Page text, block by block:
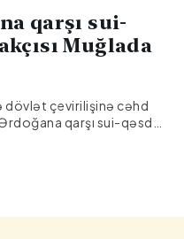
qarşı sui-
Muğlada
dövlət çevirilişinə cəhd
qarşı sui-qəsd
Marmaris rayonunda
ki, bu barədə ölkənin